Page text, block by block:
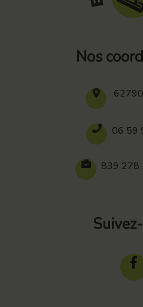
Nos
06 59
839 278